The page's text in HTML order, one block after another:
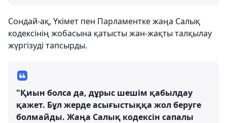
Сондай-ақ, Үкімет пен Парламентке жаңа Салық
кодексінің жобасына қатысты жан-жақты талқылау
жүргізуді тапсырды.
"Қиын болса да, дұрыс шешім қабылдау
қажет. Бұл жерде асығыстыққа жол беруге
болмайды. Жаңа Салық кодексін сапалы